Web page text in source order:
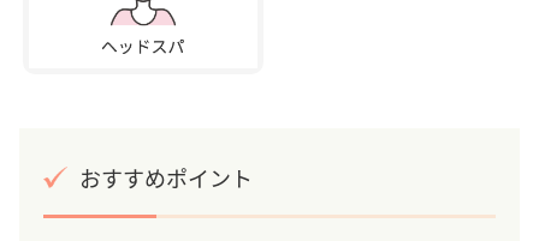
おすすめポイント